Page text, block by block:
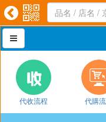
 

代收流程 代購